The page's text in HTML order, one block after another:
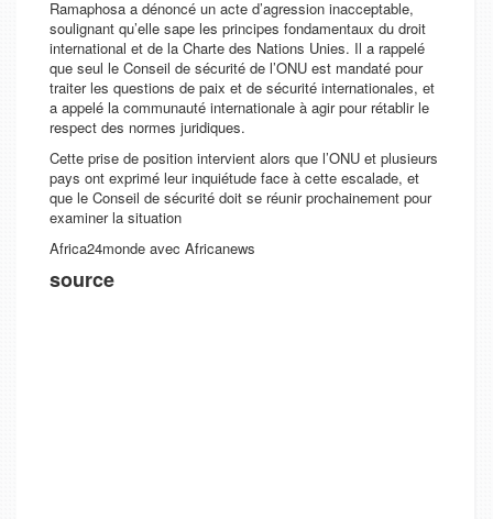
Ramaphosa a dénoncé un acte d’agression inacceptable,
soulignant qu’elle sape les principes fondamentaux du droit
international et de la Charte des Nations Unies. Il a rappelé
que seul le Conseil de sécurité de l’ONU est mandaté pour
traiter les questions de paix et de sécurité internationales, et
a appelé la communauté internationale à agir pour rétablir le
respect des normes juridiques.
Cette prise de position intervient alors que l’ONU et plusieurs
pays ont exprimé leur inquiétude face à cette escalade, et
que le Conseil de sécurité doit se réunir prochainement pour
examiner la situation
Africa24monde avec Africanews
source